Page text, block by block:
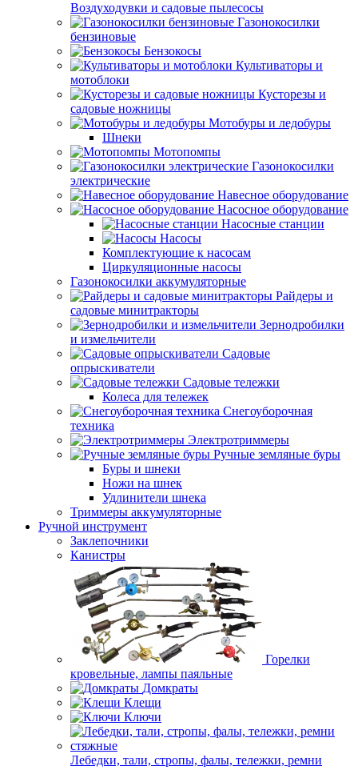
Воздуходувки и садовые пылесосы
Газонокосилки
бензиновые
Бензокосы
Культиваторы и
мотоблоки
Кусторезы и
садовые ножницы
Мотобуры и ледобуры
Шнеки
Мотопомпы
Газонокосилки
электрические
Навесное оборудование
Насосное оборудование
Насосные станции
Насосы
Комплектующие к насосам
Циркуляционные насосы
Газонокосилки аккумуляторные
Райдеры и
садовые минитракторы
Зернодробилки
и измельчители
Садовые
опрыскиватели
Садовые тележки
Колеса для тележек
Снегоуборочная
техника
Электротриммеры
Ручные земляные буры
Буры и шнеки
Ножи на шнек
Удлинители шнека
Триммеры аккумуляторные
Ручной инструмент
Заклепочники
Канистры
Горелки
кровельные, лампы паяльные
Домкраты
Клещи
Ключи
Лебедки, тали, стропы, фалы, тележки, ремни